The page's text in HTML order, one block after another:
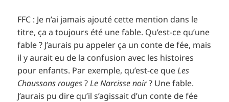
FFC : Je n’ai jamais ajouté cette mention dans le
titre, ça a toujours été une fable. Qu’est-ce qu’une
fable ? J’aurais pu appeler ça un conte de fée, mais
il y aurait eu de la confusion avec les histoires
pour enfants. Par exemple, qu’est-ce queLes
Chaussons rouges?Le Narcisse noir? Une fable.
J’aurais pu dire qu’il s’agissait d’un conte de fée